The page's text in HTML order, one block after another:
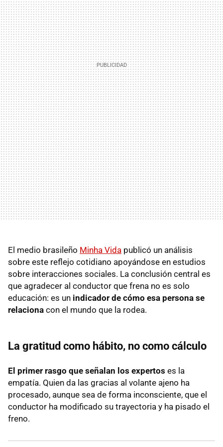
El medio brasileño Minha Vida publicó un análisis
sobre este reflejo cotidiano apoyándose en estudios
sobre interacciones sociales. La conclusión central es
que agradecer al conductor que frena no es solo
educación: es un indicador de cómo esa persona se
relaciona con el mundo que la rodea.
La gratitud como hábito, no como cálculo
El primer rasgo que señalan los expertos es la
empatía. Quien da las gracias al volante ajeno ha
procesado, aunque sea de forma inconsciente, que el
conductor ha modificado su trayectoria y ha pisado el
freno.